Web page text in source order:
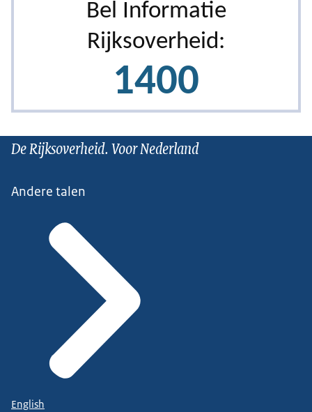
De Rijksoverheid. Voor Nederland
Andere talen
English